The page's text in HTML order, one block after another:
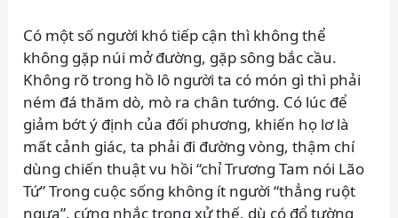
Có một số người khó tiếp cận thì không thể
không gặp núi mở đường, gặp sông bắc cầu.
Không rõ trong hồ lô người ta có món gì thì phải
ném đá thăm dò, mò ra chân tướng. Có lúc để
giảm bớt ý định của đối phương, khiến họ lơ là
mất cảnh giác, ta phải đi đường vòng, thậm chí
dùng chiến thuật vu hồi “chỉ Trương Tam nói Lão
Tứ” Trong cuộc sống không ít người “thẳng ruột
ngựa”, cứng nhắc trong xử thế, dù có đổ tường